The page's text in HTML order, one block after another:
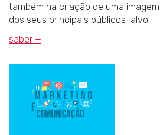
também na criação de uma
dos seus principais públicos-alvo.
saber +